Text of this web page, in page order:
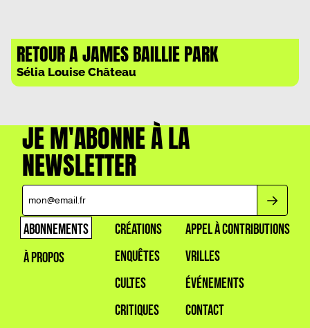
RETOUR A JAMES BAILLIE PARK
Sélia Louise Château
JE M'ABONNE À LA
NEWSLETTER
ABONNEMENTS
À PROPOS
CRÉATIONS
ENQUÊTES
CULTES
CRITIQUES
APPEL À CONTRIBUTIONS
VRILLES
ÉVÉNEMENTS
CONTACT